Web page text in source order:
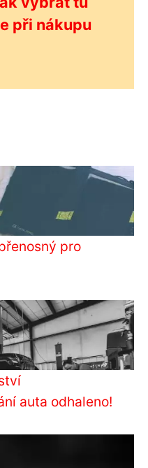
při nákupu
pro
auta odhaleno!